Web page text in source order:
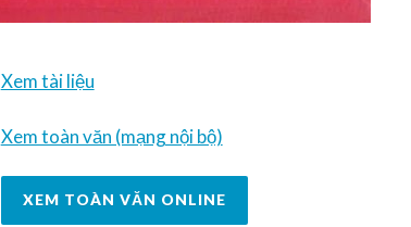
Xem tài liệu
Xem toàn văn (mạng nội bộ)
XEM TOÀN VĂN ONLINE